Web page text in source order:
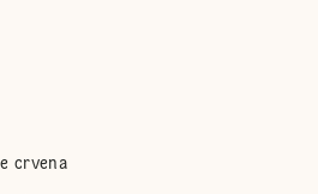
crvena